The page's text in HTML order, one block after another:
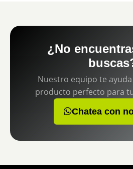
¿No
Nuestro equipo te
producto perfecto para
Chatea con